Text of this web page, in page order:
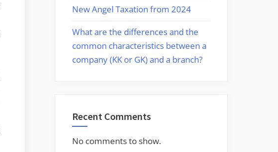
New Angel Taxation from 2024
What are the differences and the
common characteristics between a
company (KK or GK) and a branch?
Recent Comments
No comments to show.